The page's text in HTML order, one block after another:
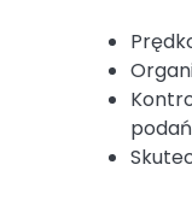
podań